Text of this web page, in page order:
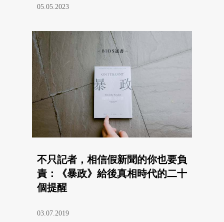
05.05.2023
不只記者，相信假新聞的你也要負
責：《暴政》給後真相時代的二十
個提醒
03.07.2019